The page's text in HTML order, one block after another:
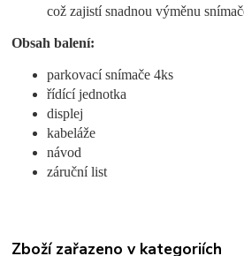
což zajistí snadnou výměnu
Obsah balení:
parkovací snímače 4ks
řídící jednotka
displej
kabeláže
návod
záruční list
Zboží zařazeno v kategoriích